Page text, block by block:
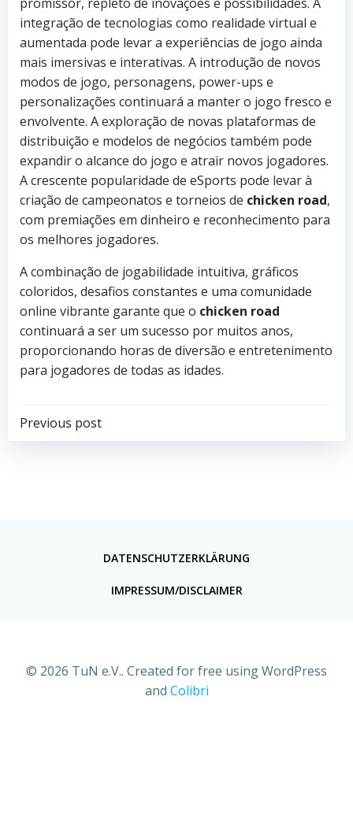
integração de tecnologias como realidade virtual e
aumentada pode levar a experiências de jogo ainda
mais imersivas e interativas. A introdução de novos
modos de jogo, personagens, power-ups e
personalizações continuará a manter o jogo fresco e
envolvente. A exploração de novas plataformas de
distribuição e modelos de negócios também pode
expandir o alcance do jogo e atrair novos jogadores.
A crescente popularidade de eSports pode levar à
criação de campeonatos e torneios de chicken road,
com premiações em dinheiro e reconhecimento para
os melhores jogadores.
A combinação de jogabilidade intuitiva, gráficos
coloridos, desafios constantes e uma comunidade
online vibrante garante que o chicken road
continuará a ser um sucesso por muitos anos,
proporcionando horas de diversão e entretenimento
para jogadores de todas as idades.
Previous post
DATENSCHUTZERKLÄRUNG
IMPRESSUM/DISCLAIMER
© 2026 TuN e.V.. Created for free using WordPress
and Colibri